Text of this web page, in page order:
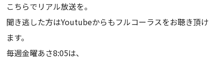
こちらでリアル放送を。
聞き逃した方はYoutubeからもフルコーラスをお聴き頂け
ます。
毎週金曜あさ8:05は、